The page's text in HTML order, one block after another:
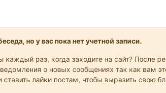
но у вас пока нет учетной записи.
раз, когда заходите на сайт? После
о новых сообщениях так как вам
ставить лайки постам, чтобы выразить свою